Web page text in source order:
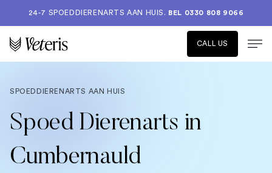
24-7 SPOEDDIERENARTS AAN HUIS. BEL 0330 808 9066
CALL US
SPOEDDIERENARTS AAN HUIS
Spoed Dierenarts in
Cumbernauld